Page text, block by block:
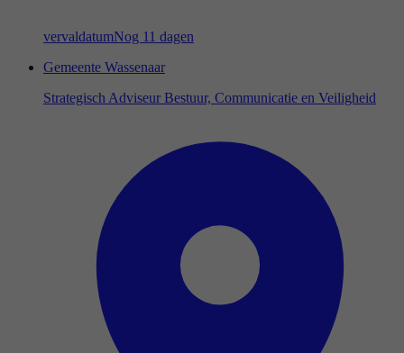
vervaldatumNog 11 dagen
Gemeente Wassenaar
Strategisch Adviseur Bestuur, Communicatie en Veiligheid